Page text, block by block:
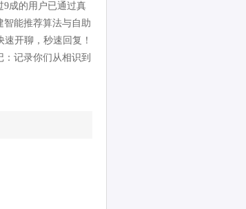
9成的用户已通过真
智能推荐算法与自助
开聊，秒速回复！
记录你们从相识到